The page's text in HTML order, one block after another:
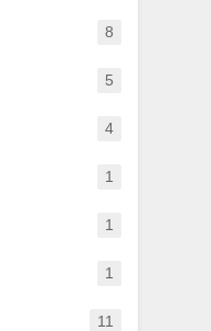
8
5
4
1
1
1
11